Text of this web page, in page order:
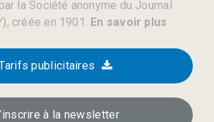
la Société anonyme du Journal
créée en 1901. En savoir plus
publicitaires
à la newsletter